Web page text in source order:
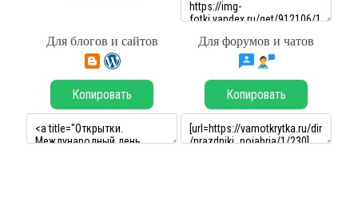
Для блогов и сайтов Для форумов и чатов
Копировать Копировать